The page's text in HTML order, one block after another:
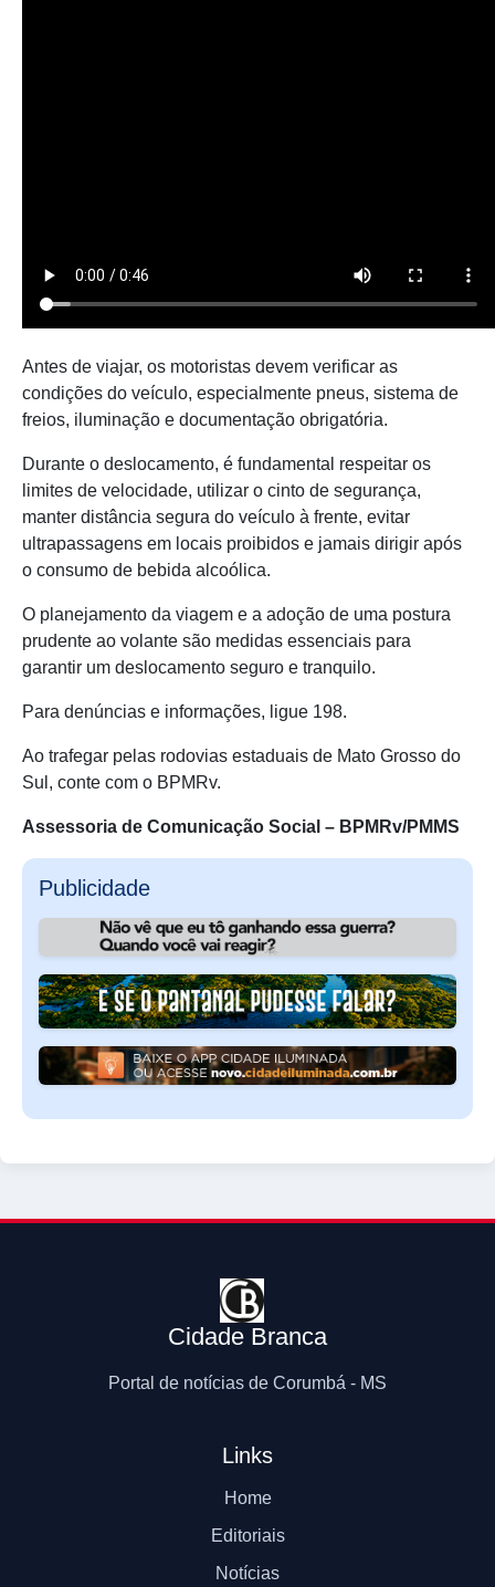
Antes de viajar, os motoristas devem verificar as
condições do veículo, especialmente pneus, sistema de
freios, iluminação e documentação obrigatória.
Durante o deslocamento, é fundamental respeitar os
limites de velocidade, utilizar o cinto de segurança,
manter distância segura do veículo à frente, evitar
ultrapassagens em locais proibidos e jamais dirigir após
o consumo de bebida alcoólica.
O planejamento da viagem e a adoção de uma postura
prudente ao volante são medidas essenciais para
garantir um deslocamento seguro e tranquilo.
Para denúncias e informações, ligue 198.
Ao trafegar pelas rodovias estaduais de Mato Grosso do
Sul, conte com o BPMRv.
Assessoria de Comunicação Social – BPMRv/PMMS
Publicidade
Cidade Branca
Portal de notícias de Corumbá - MS
Links
Home
Editoriais
Notícias